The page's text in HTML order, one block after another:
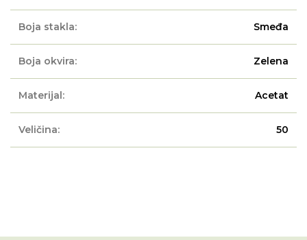
Boja stakla: Smeđa
Boja okvira: Zelena
Materijal: Acetat
Veličina: 50